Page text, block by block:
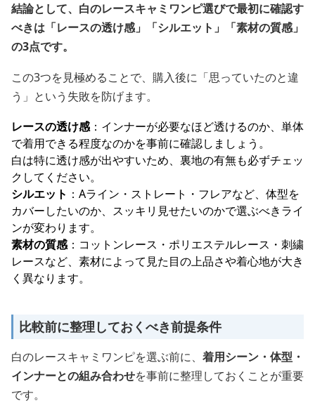
結論として、白のレースキャミワンピ選びで最初に確認す
べきは「レースの透け感」「シルエット」「素材の質感」
の3点です。
この3つを見極めることで、購入後に「思っていたのと違
う」という失敗を防げます。
レースの透け感：インナーが必要なほど透けるのか、単体
で着用できる程度なのかを事前に確認しましょう。
白は特に透け感が出やすいため、裏地の有無も必ずチェッ
クしてください。
シルエット ：Aライン・ストレート・フレアなど、体型を
カバーしたいのか、スッキリ見せたいのかで選ぶべきライ
ンが変わります。
素材の質感：コットンレース・ポリエステルレース・刺繍
レースなど、素材によって見た目の上品さや着心地が大き
く異なります。
比較前に整理しておくべき前提条件
白のレースキャミワンピを選ぶ前に、 着用シーン・体型・
インナーとの組み合わせを事前に整理しておくことが重要
です。